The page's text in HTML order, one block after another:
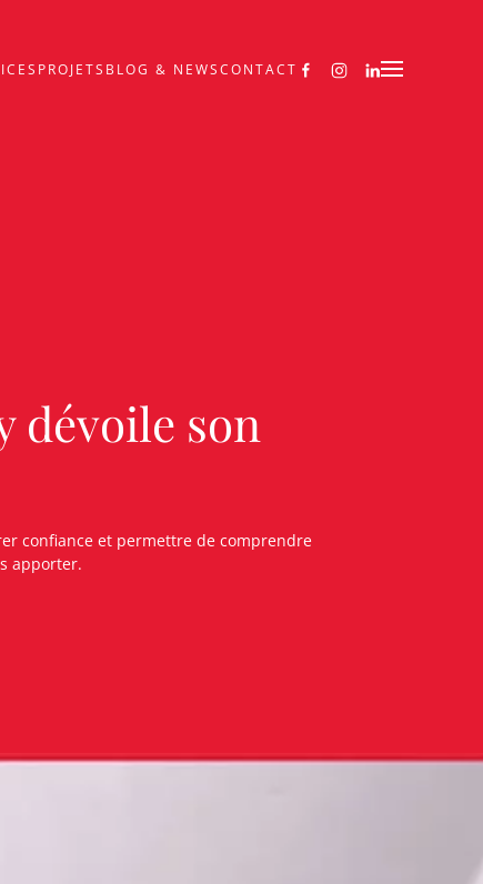
PROJETS BLOG & NEWSCONTACT
dévoile son
confiance et permettre de comprendre
apporter.